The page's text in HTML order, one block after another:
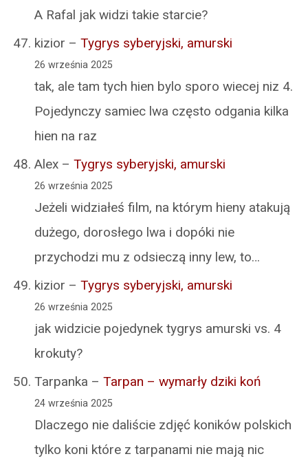
A Rafal jak widzi takie starcie?
kizior – Tygrys syberyjski, amurski
26 września 2025
tak, ale tam tych hien bylo sporo wiecej niz 4.
Pojedynczy samiec lwa często odgania kilka
hien na raz
Alex – Tygrys syberyjski, amurski
26 września 2025
Jeżeli widziałeś film, na którym hieny atakują
dużego, dorosłego lwa i dopóki nie
przychodzi mu z odsieczą inny lew, to…
kizior – Tygrys syberyjski, amurski
26 września 2025
jak widzicie pojedynek tygrys amurski vs. 4
krokuty?
Tarpanka – Tarpan – wymarły dziki koń
24 września 2025
Dlaczego nie daliście zdjęć koników polskich
tylko koni które z tarpanami nie mają nic